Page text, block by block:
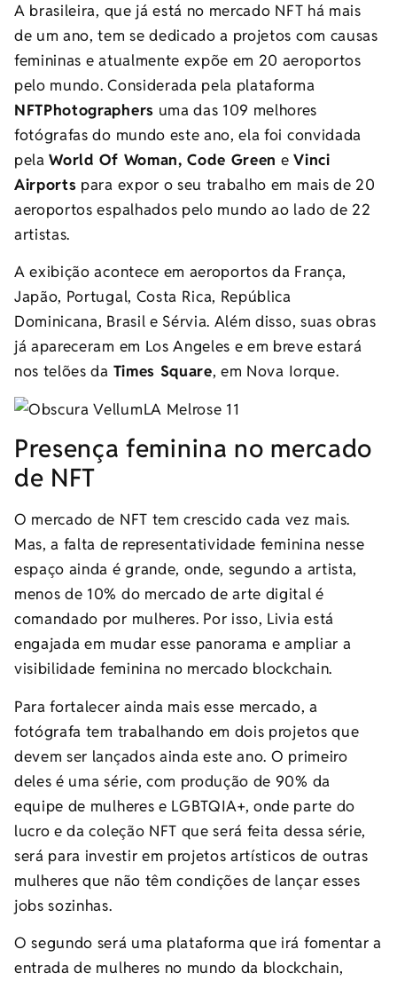
A brasileira, que já está no mercado NFT há mais
de um ano, tem se dedicado a projetos com causas
femininas e atualmente expõe em 20 aeroportos
pelo mundo. Considerada pela plataforma
NFTPhotographers uma das 109 melhores
fotógrafas do mundo este ano, ela foi convidada
pelaWorld Of Woman, Code Green eVinci
Airports para expor o seu trabalho em mais de 20
aeroportos espalhados pelo mundo ao lado de 22
artistas.
A exibição acontece em aeroportos da França,
Japão, Portugal, Costa Rica, República
Dominicana, Brasil e Sérvia. Além disso, suas obras
já apareceram em Los Angeles e em breve estará
nos telões da Times Square, em Nova Iorque.
Presença feminina no mercado
de NFT
O mercado de NFT tem crescido cada vez mais.
Mas, a falta de representatividade feminina nesse
espaço ainda é grande, onde, segundo a artista,
menos de 10% do mercado de arte digital é
comandado por mulheres. Por isso, Livia está
engajada em mudar esse panorama e ampliar a
visibilidade feminina no mercado blockchain.
Para fortalecer ainda mais esse mercado, a
fotógrafa tem trabalhando em dois projetos que
devem ser lançados ainda este ano. O primeiro
deles é uma série, com produção de 90% da
equipe de mulheres e LGBTQIA+, onde parte do
lucro e da coleção NFT que será feita dessa série,
será para investir em projetos artísticos de outras
mulheres que não têm condições de lançar esses
jobs sozinhas.
O segundo será uma plataforma que irá fomentar a
entrada de mulheres no mundo da blockchain,